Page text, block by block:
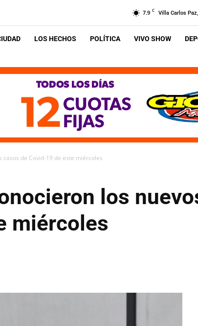
7.9 C Villa Carlos
LOS HECHOS POLÍTICA VIVO SHOW
casos de Covid-19 de este miércoles
los
miércoles